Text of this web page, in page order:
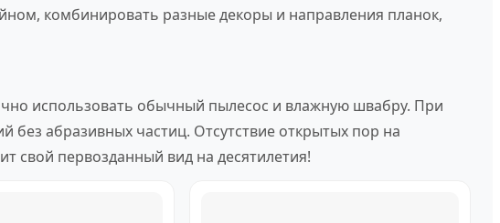
комбинировать разные декоры и направления планок,
использовать обычный пылесос и влажную швабру. При
без абразивных частиц. Отсутствие открытых пор на
свой первозданный вид на десятилетия!